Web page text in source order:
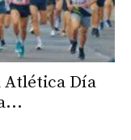
Atlética Día